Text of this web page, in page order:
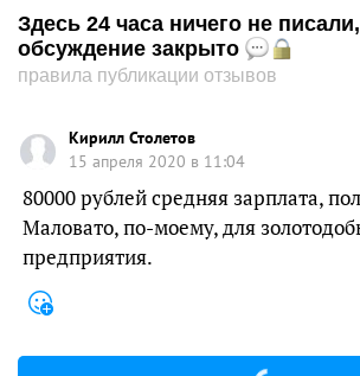
Здесь 24 часа ничего не
обсуждение закрыто
правила публикации отзывов
Кирилл Столетов
15 апреля 2020 в 11:04
80000 рублей средняя зарплата,
Маловато, по-моему, для
предприятия.